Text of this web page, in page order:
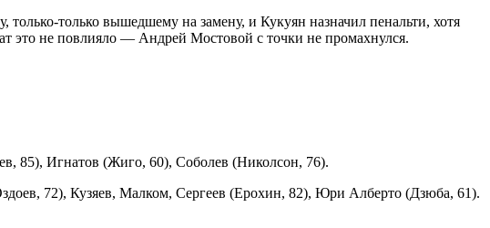
только-только вышедшему на замену, и Кукуян назначил пенальти, хотя
это не повлияло — Андрей Мостовой с точки не промахнулся.
85), Игнатов (Жиго, 60), Соболев (Николсон, 76).
72), Кузяев, Малком, Сергеев (Ерохин, 82), Юри Алберто (Дзюба, 61).